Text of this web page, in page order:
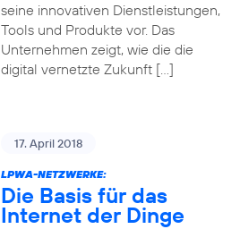
seine innovativen Dienstleistungen,
Tools und Produkte vor. Das
Unternehmen zeigt, wie die die
digital vernetzte Zukunft […]
17. April 2018
LPWA-NETZWERKE:
Die Basis für das
Internet der Dinge